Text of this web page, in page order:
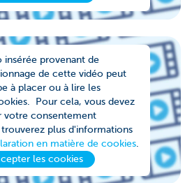
insérée provenant de
de cette vidéo peut
à placer ou à lire les
Pour cela, vous devez
votre consentement
plus d'informations
en matière de cookies.
les cookies